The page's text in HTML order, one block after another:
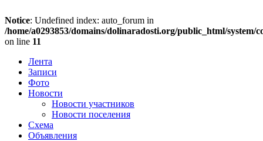
Notice: Undefined index: auto_forum in
/home/a0293853/domains/dolinaradosti.org/public_html/
on line 11
Лента
Записи
Фото
Новости
Новости участников
Новости поселения
Схема
Объявления